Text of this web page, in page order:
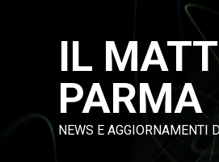
IL
PARMA
NEWS E AGGIORNAMENTI